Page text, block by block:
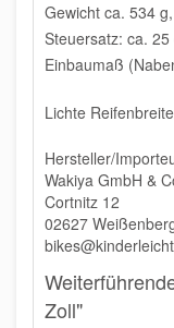
Gewicht ca. 534
Steuersatz: ca.
Einbaumaß
Lichte
Hersteller/
Wakiya GmbH &
Cortnitz 12
02627
Zoll"